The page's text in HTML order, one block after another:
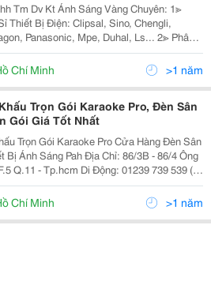
Tm Dv Kt Ánh Sáng Vàng Chuyên: 1≫
Thiết Bị Điện: Clipsal, Sino, Chengli,
Panasonic, Mpe, Duhal, Ls... 2≫ Phân
Sáng Nội Ngoại Thất: Nét Việt, Euro,
Ngọc, 168 Lighting, Kim Lo
Chí Minh >1 năm
Trọn Gói Karaoke Pro, Đèn Sân
Khấu Trọn Gói Giá Tốt Nhất
Gói Karaoke Pro Cửa Hàng Đèn Sân
Pah Địa Chỉ: 86/3B - 86/4 Ông
Di Động: 01239 739 539 (A
626.40821 Email:
Chí Minh >1 năm